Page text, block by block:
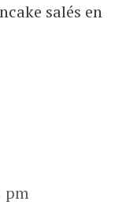
salés en
pm